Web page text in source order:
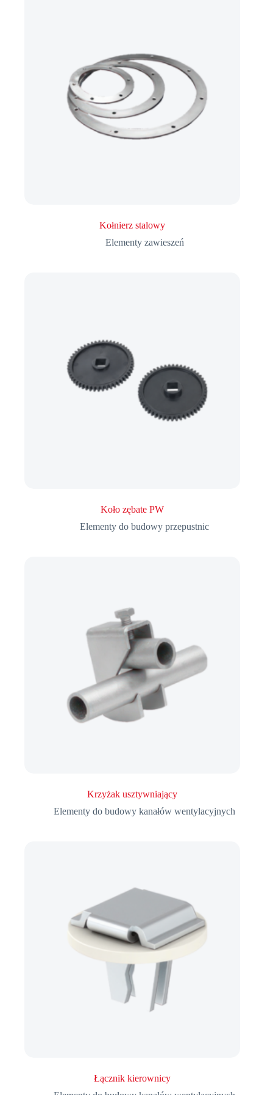
Kołnierz stalowy
Elementy zawieszeń
Koło zębate PW
Elementy do budowy przepustnic
Krzyżak usztywniający
Elementy do budowy kanałów wentylacyjnych
Łącznik kierownicy